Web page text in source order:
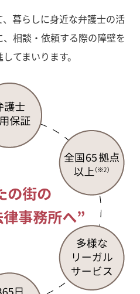
暮らしに身近な弁護士の活
相談・依頼する際の障壁を
てまいります。